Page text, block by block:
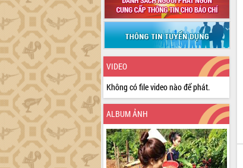
VIDEO
Không có file video nào để phát.
ALBUM ẢNH